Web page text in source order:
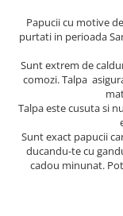
Papucii cu motive
purtati in perioada
Sunt extrem de
comozi. Talpa
Talpa este cusuta si
Sunt exact papucii
ducandu-te cu
cadou minunat.